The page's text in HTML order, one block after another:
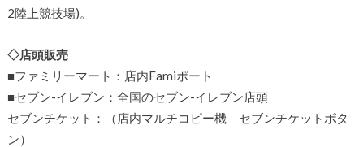
2陸上競技場)。
◇店頭販売
■ファミリーマート：店内Famiポート
■セブン-イレブン：全国のセブン-イレブン店頭
セブンチケット：（店内マルチコピー機 セブンチケットボタ
ン）